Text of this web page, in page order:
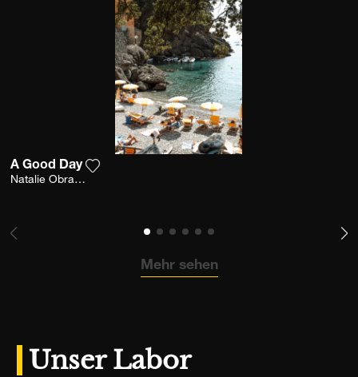
A Good Day
Natalie Obradovich
Mehr sehen
Unser Labor